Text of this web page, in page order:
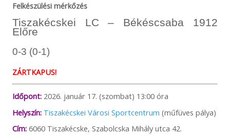
Felkészülési mérkőzés
Tiszakécskei LC – Békéscsaba 1912
Előre
0-3 (0-1)
ZÁRTKAPUS!
Időpont:2026. január 17. (szombat) 13:00 óra
Helyszín: Tiszakécskei Városi Sportcentrum (műfüves pálya)
Cím:6060 Tiszakécske, Szabolcska Mihály utca 42.